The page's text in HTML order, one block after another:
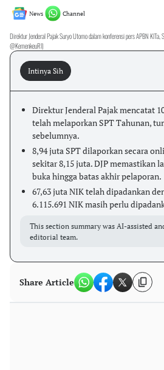
News Channel
Direktur Jenderal Pajak Suryo Utomo dalam konferensi pers APBN
@KemenkeuRI)
Intinya Sih
Direktur Jenderal Pajak mencatat
telah melaporkan SPT Tahunan,
sebelumnya.
8,94 juta SPT dilaporkan secara
sekitar 8,15 juta. DJP memastikan
buka hingga batas akhir pelaporan.
67,63 juta NIK telah dipadankan
6.115.691 NIK masih perlu
This section summary was AI-assisted
editorial team.
Share Article